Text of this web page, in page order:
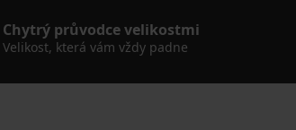
Chytrý průvodce velikostmi
Velikost, která vám vždy padne